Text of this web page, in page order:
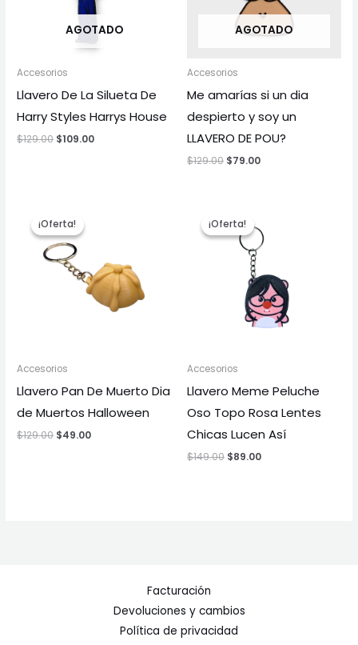
AGOTADO
Accesorios
Llavero De La Silueta De
Harry Styles Harrys House
$129.00 $109.00
AGOTADO
Accesorios
Me amarías si un dia
despierto y soy un
LLAVERO DE POU?
$129.00 $79.00
¡Oferta!
¡Oferta!
Accesorios
Llavero Pan De Muerto Dia
de Muertos Halloween
$129.00
precio
original
era:
$129.00.
$49.00
¡Oferta!
¡Oferta!
Accesorios
Llavero Meme Peluche
Oso Topo Rosa Lentes
Chicas Lucen Así
$149.00
precio
original
era:
$149.00.
$89.00
actual
es:
Facturación
Devoluciones y cambios
Política de privacidad